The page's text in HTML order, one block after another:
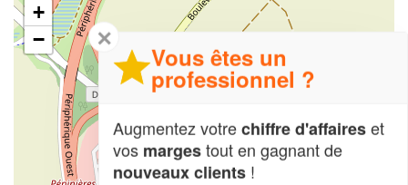
+
−
✕
Vous êtes un
professionnel ?
Augmentez votrechiffre d'affaireset
vos margestout en gagnant de
nouveaux clients !